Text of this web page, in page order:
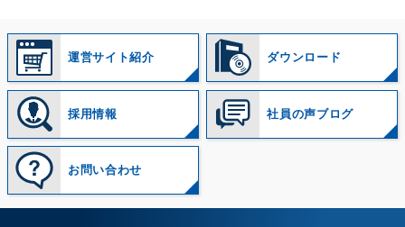
運営サイト紹介 ダウンロード
採用情報 社員の声ブログ
お問い合わせ